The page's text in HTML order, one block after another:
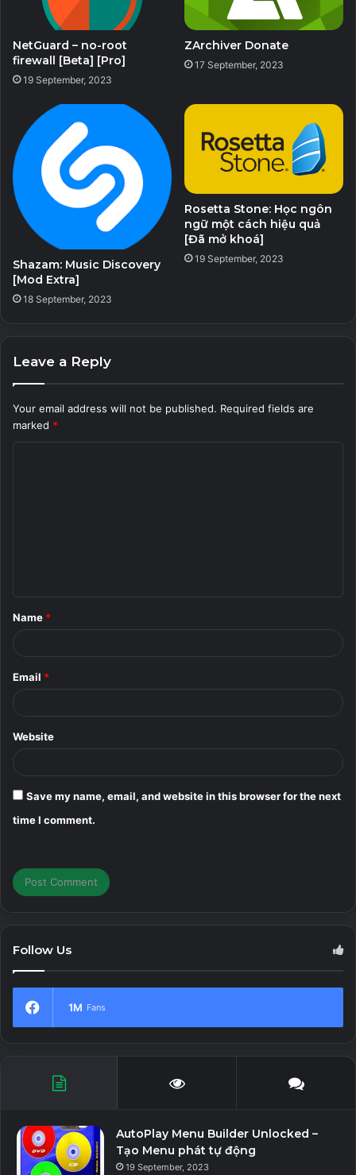
NetGuard – no-root
firewall [Beta] [Pro]
19 September, 2023
ZArchiver Donate
17 September, 2023
Shazam: Music Discovery
[Mod Extra]
18 September, 2023
Rosetta Stone: Học ngôn
ngữ một cách hiệu quả
[Đã mở khoá]
19 September, 2023
Leave a Reply
Your email address will not be published. Required fields are
marked *
*
Name *
Email *
Website
Save my name, email, and website in this browser for the next
time I comment.
Follow Us
1M Fans
AutoPlay Menu Builder Unlocked –
Tạo Menu phát tự động
19 September, 2023